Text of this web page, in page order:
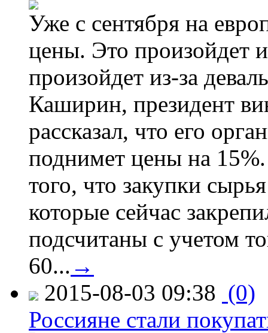
Уже с сентября на
цены. Это произойдет
произойдет из-за
Каширин, президент
рассказал, что его
поднимет цены на
того, что закупки
которые сейчас
подсчитаны с учетом
60... →
2015-08-03 09:38 (0)
Россияне стали